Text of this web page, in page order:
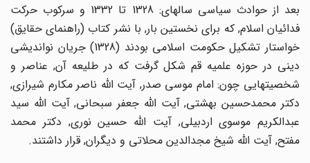
بعد از حوادث سیاسى سالهاى: 1328 تا 1332 و سرکوب حرکت
فدائیان اسلام, که براى نخستین بار, با نشر کتاب (راهنماى حقایق)
خواستار تشکیل حکومت اسلامى بودند (1328) جریان نواندیشى
دینى در حوزه علمیه قم شکل گرفت که در طلیعه آن, عناصر و
شخصیتهایى چون: امام موسى صدر, آیت اللّه ناصر مکارم شیرازى,
دکتر محمدحسین بهشتى, آیت اللّه جعفر سبحانى, آیت اللّه سید
عبدالکریم موسوى اردبیلى, آیت اللّه حسین نورى, دکتر محمد
مفتح, آیت اللّه شیخ مجدالدین محلاتى و دیگران, قرار داشتند.